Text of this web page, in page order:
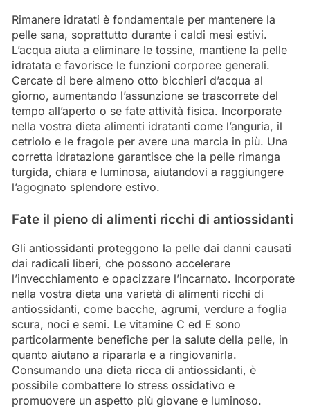
Rimanere idratati è fondamentale per mantenere la
pelle sana, soprattutto durante i caldi mesi estivi.
L’acqua aiuta a eliminare le tossine, mantiene la pelle
idratata e favorisce le funzioni corporee generali.
Cercate di bere almeno otto bicchieri d’acqua al
giorno, aumentando l’assunzione se trascorrete del
tempo all’aperto o se fate attività fisica. Incorporate
nella vostra dieta alimenti idratanti come l’anguria, il
cetriolo e le fragole per avere una marcia in più. Una
corretta idratazione garantisce che la pelle rimanga
turgida, chiara e luminosa, aiutandovi a raggiungere
l’agognato splendore estivo.
Fate il pieno di alimenti ricchi di antiossidanti
Gli antiossidanti proteggono la pelle dai danni causati
dai radicali liberi, che possono accelerare
l’invecchiamento e opacizzare l’incarnato. Incorporate
nella vostra dieta una varietà di alimenti ricchi di
antiossidanti, come bacche, agrumi, verdure a foglia
scura, noci e semi. Le vitamine C ed E sono
particolarmente benefiche per la salute della pelle, in
quanto aiutano a ripararla e a ringiovanirla.
Consumando una dieta ricca di antiossidanti, è
possibile combattere lo stress ossidativo e
promuovere un aspetto più giovane e luminoso.